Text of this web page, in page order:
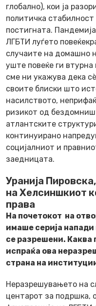
глобално), кои ја
политичка
постигната.
ЛГБТИ луѓето
случаите на домашно
уште повеќе ги втурна
сме ни укажува дека
своите блиски што
насилството,
ризикот од
атлантските
континуирано
социјалниот и
заедницата.
Уранија
на Хелсиншкиот
права
На почетокот на
имаше серија напади
се разрешени. Каква
испраќа ова
страна на
Неразрешувањето на
центарот за подршка,